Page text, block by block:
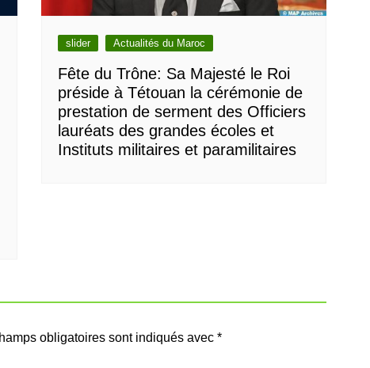
slider Actualités du Maroc
Fête du Trône: Sa Majesté le Roi
préside à Tétouan la cérémonie de
prestation de serment des Officiers
lauréats des grandes écoles et
Instituts militaires et paramilitaires
obligatoires sont indiqués avec *